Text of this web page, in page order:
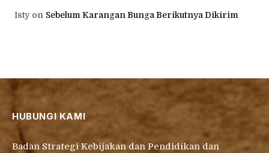
Istyon Sebelum Karangan Bunga Berikutnya Dikirim
HUBUNGI KAMI
Badan Strategi Kebijakan dan Pendidikan dan